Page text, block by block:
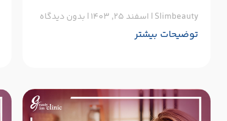
Slimbeauty اسفند ۲۵, ۱۴۰۳ بدون دیدگاه
توضیحات بیشتر